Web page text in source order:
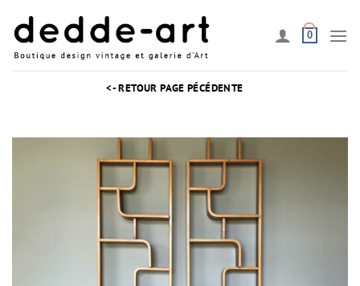
contenu
0
<- RETOUR PAGE PÉCÉDENTE